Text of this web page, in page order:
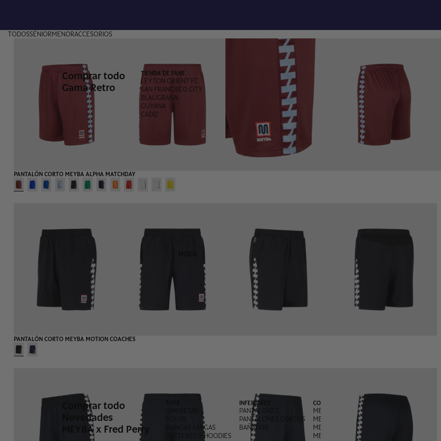
Comprar todo
Gama Retro
TIENDA DE FANS
LEYTON ORIENT FC
SAN FRANCISCO CITY
BLAUGRANA
GUYANA
CÁDIZ
Comprar todo
Novedades
MEYBA x Fred Perry
MANGAS LARGAS
SUÉTERES Y HOODIES
INFERIORES
PANTALONES
PANTALONES CORTOS
BAÑADOR
COLABORACIONES
MEYBA X FRED PERRY
MEYBA X PACHANGA
MEYBA X MONEGROS
MEYBA X ANDREA OLIVA
TODOSSÉNIORMENORACCESORIOS
PANTALÓN CORTO MEYBA ALPHA MATCHDAY
PANTALÓN CORTO MEYBA MOTION COACHES